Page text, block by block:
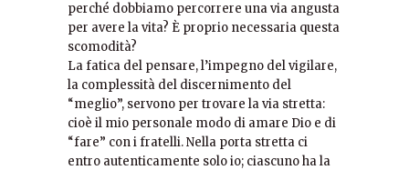
perché dobbiamo percorrere una via angusta
per avere la vita? È proprio necessaria questa
scomodità?
La fatica del pensare, l’impegno del vigilare,
la complessità del discernimento del
“meglio”, servono per trovare la via stretta:
cioè il mio personale modo di amare Dio e di
“fare” con i fratelli. Nella porta stretta ci
entro autenticamente solo io; ciascuno ha la